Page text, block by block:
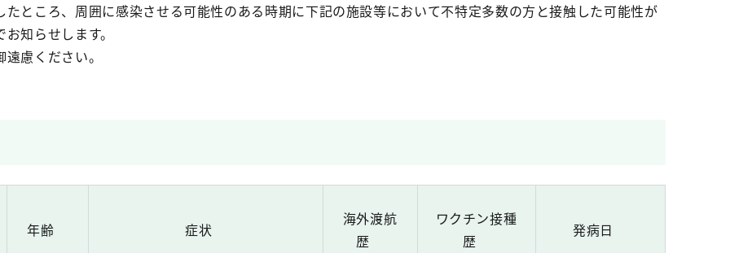
ところ、周囲に感染させる可能性のある時期に下記の施設等において不特定多数の方と接触した可能性が
知らせします。
慮ください。
年齢 症状
海外渡航
歴
ワクチン接種
歴
発病日